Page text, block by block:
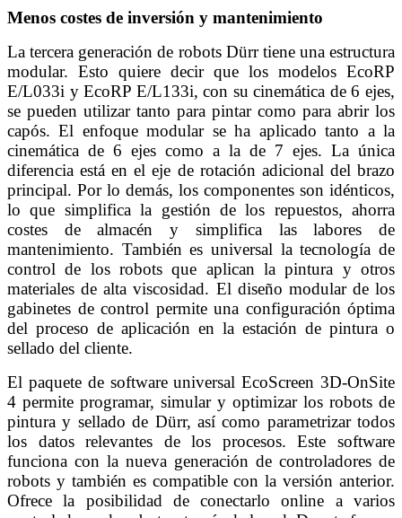
Menos costes de inversión y mantenimiento
La tercera generación de robots Dürr tiene una estructura
modular. Esto quiere decir que los modelos EcoRP
E/L033i y EcoRP E/L133i, con su cinemática de 6 ejes,
se pueden utilizar tanto para pintar como para abrir los
capós. El enfoque modular se ha aplicado tanto a la
cinemática de 6 ejes como a la de 7 ejes. La única
diferencia está en el eje de rotación adicional del brazo
principal. Por lo demás, los componentes son idénticos,
lo que simplifica la gestión de los repuestos, ahorra
costes de almacén y simplifica las labores de
mantenimiento. También es universal la tecnología de
control de los robots que aplican la pintura y otros
materiales de alta viscosidad. El diseño modular de los
gabinetes de control permite una configuración óptima
del proceso de aplicación en la estación de pintura o
sellado del cliente.
El paquete de software universal EcoScreen 3D-OnSite
4 permite programar, simular y optimizar los robots de
pintura y sellado de Dürr, así como parametrizar todos
los datos relevantes de los procesos. Este software
funciona con la nueva generación de controladores de
robots y también es compatible con la versión anterior.
Ofrece la posibilidad de conectarlo online a varios